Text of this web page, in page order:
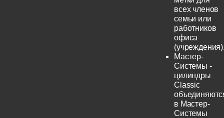
всех членов
семьи или
работников
офиса
Мастер-
Системы -
цилиндры
Classic
в Мастер-
Системы